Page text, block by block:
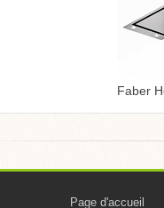
Faber
Page d'accueil